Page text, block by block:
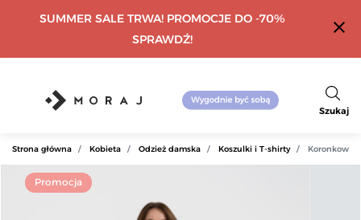
SUMMER SALE TRWA! PROMOCJE DO -70%
SPRAWDŹ!
close
Szukaj
Strona główna Kobieta Odzież damska Koszulki i T-shirty Koronkowy
Promocja